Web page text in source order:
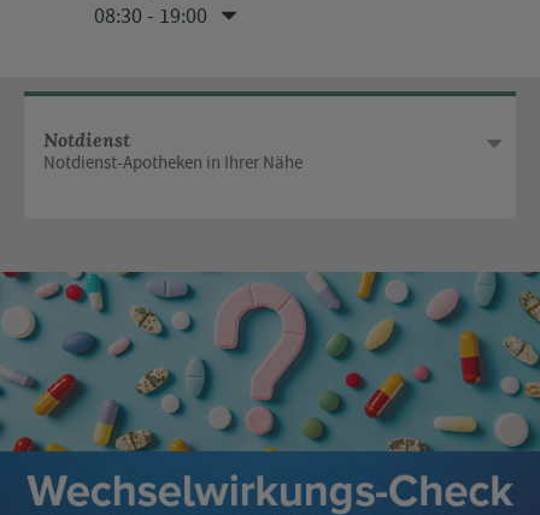
08:30 - 19:00
Notdienst
Notdienst-Apotheken in Ihrer Nähe